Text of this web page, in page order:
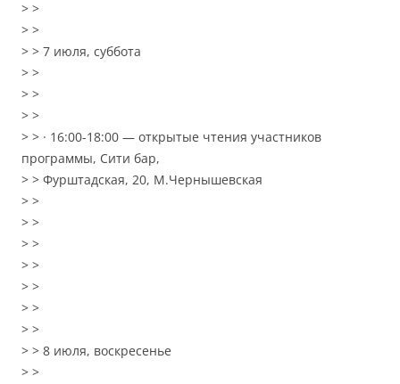
> >
> >
> > 7 июля, суббота
> >
> >
> >
> > · 16:00-18:00 — открытые чтения участников
программы, Сити бар,
> > Фурштадская, 20, М.Чернышевская
> >
> >
> >
> >
> >
> >
> >
> > 8 июля, воскресенье
> >